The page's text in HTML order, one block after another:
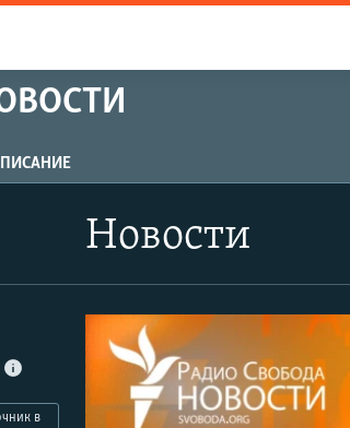
Новости
в